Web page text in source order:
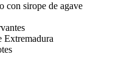
con sirope de agave
Extremadura